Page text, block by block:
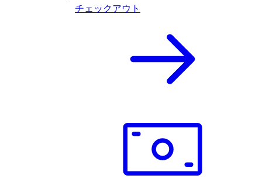
チェックアウト